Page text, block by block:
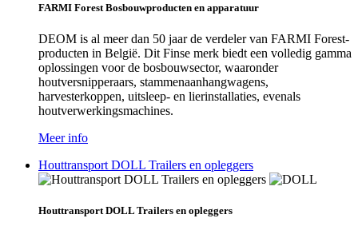
FARMI Forest Bosbouwproducten en apparatuur
DEOM is al meer dan 50 jaar de verdeler van FARMI Forest-
producten in België. Dit Finse merk biedt een volledig gamma
oplossingen voor de bosbouwsector, waaronder
houtversnipperaars, stammenaanhangwagens,
harvesterkoppen, uitsleep- en lierinstallaties, evenals
houtverwerkingsmachines.
Meer info
Houttransport DOLL Trailers en opleggers
Houttransport DOLL Trailers en opleggers